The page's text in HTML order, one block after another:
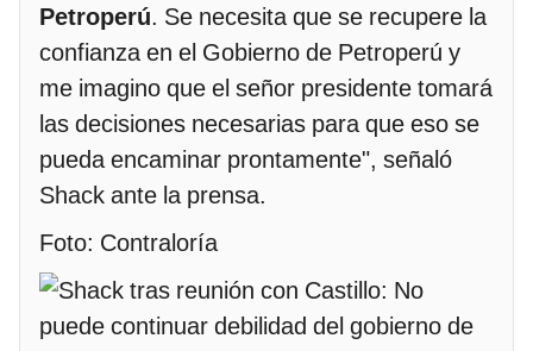
Petroperú. Se necesita que se recupere la
confianza en el Gobierno de Petroperú y
me imagino que el señor presidente tomará
las decisiones necesarias para que eso se
pueda encaminar prontamente", señaló
Shack ante la prensa.
Foto: Contraloría